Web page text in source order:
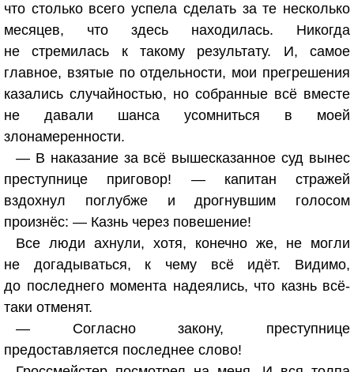
что столько всего успела сделать за те несколько
месяцев, что здесь находилась. Никогда
не стремилась к такому результату. И, самое
главное, взятые по отдельности, мои прегрешения
казались случайностью, но собранные всё вместе
не давали шанса усомниться в моей
злонамеренности.
— В наказание за всё вышесказанное суд вынес
преступнице приговор! — капитан стражей
вздохнул поглубже и дрогнувшим голосом
произнёс: — Казнь через повешение!
Все люди ахнули, хотя, конечно же, не могли
не догадываться, к чему всё идёт. Видимо,
до последнего момента надеялись, что казнь всё-
таки отменят.
— Согласно закону, преступнице
предоставляется последнее слово!